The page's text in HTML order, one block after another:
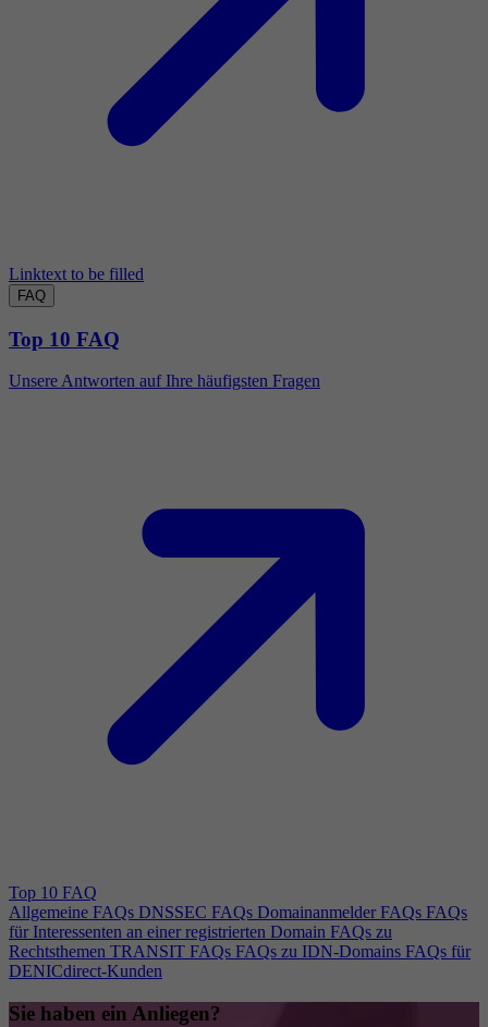
Linktext to be filled
FAQ
Top 10 FAQ
Unsere Antworten auf Ihre häufigsten Fragen
Top 10 FAQ
Allgemeine FAQs DNSSEC FAQs Domainanmelder FAQs FAQs
für Interessenten an einer registrierten Domain FAQs zu
Rechtsthemen TRANSIT FAQs FAQs zu IDN-Domains FAQs für
DENICdirect-Kunden
Sie haben ein Anliegen?